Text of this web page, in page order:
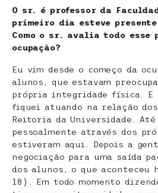
O sr. é professor da
primeiro dia esteve presente
Como o sr. avalia todo esse
ocupação?
Eu vim desde o começo da
alunos, que estavam
própria integridade física. E
fiquei atuando na relação
Reitoria da Universidade.
pessoalmente através dos
estiveram aqui. Depois a
negociação para uma saída
dos alunos, o que aconteceu
18). Em todo momento